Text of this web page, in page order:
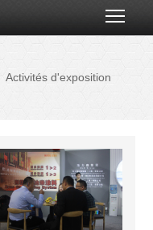
Activités d'exposition